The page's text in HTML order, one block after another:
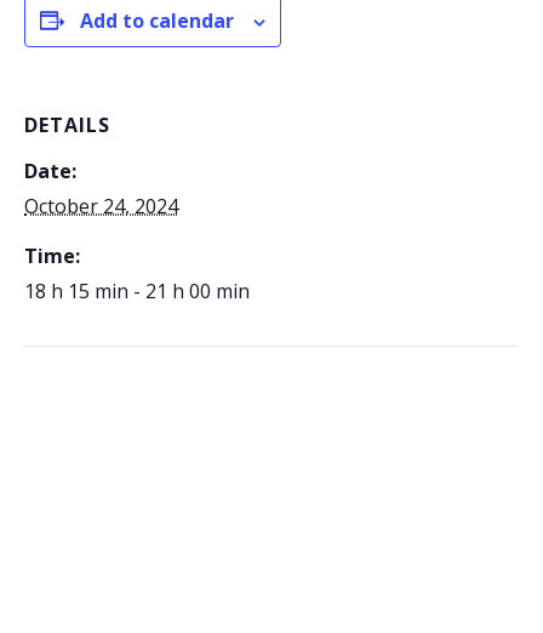
Add to calendar
DETAILS
Date:
October 24, 2024
Time:
18 h 15 min - 21 h 00 min